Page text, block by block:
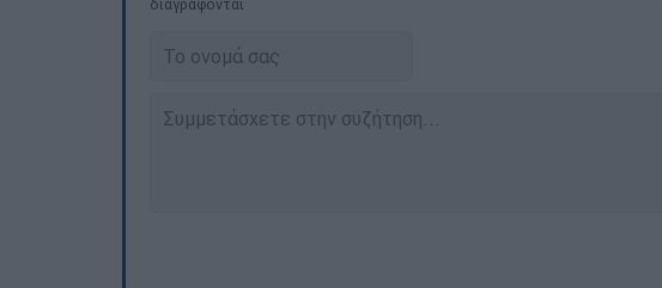
διαγράφονται